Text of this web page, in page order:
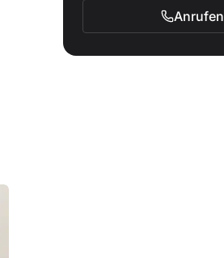
Anrufen